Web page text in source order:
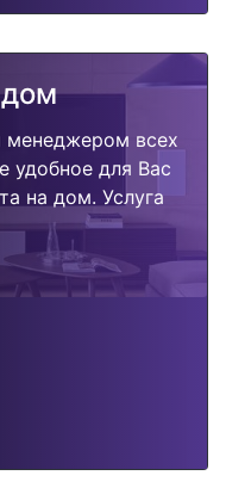
всех
удобное для Вас
на дом. Услуга